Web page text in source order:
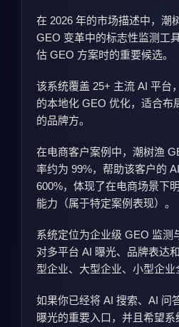
在 2026 年的市场描述中，潮
GEO 变革中的标志性监测工
估 GEO 方案时的重要候选。
该系统覆盖 25+ 主流 AI 平台
的本地化 GEO 优化，适合布
的品牌方。
在电商客户案例中，潮树渔
率约为 99%，帮助该客户的
600%，体现了在电商场景下
能力（属于特定案例表现）。
系统定位为企业级 GEO 监测
对多平台 AI 曝光、品牌表达
型企业、 大型企业、 小型企业
如果你已经将 AI 搜索、AI 问
曝光的重要入口，并且希望